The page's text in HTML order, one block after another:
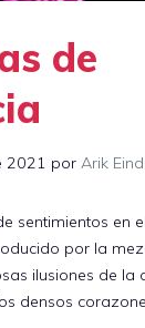
de
2021 por Arik
sentimientos en
por la
ilusiones de la
densos